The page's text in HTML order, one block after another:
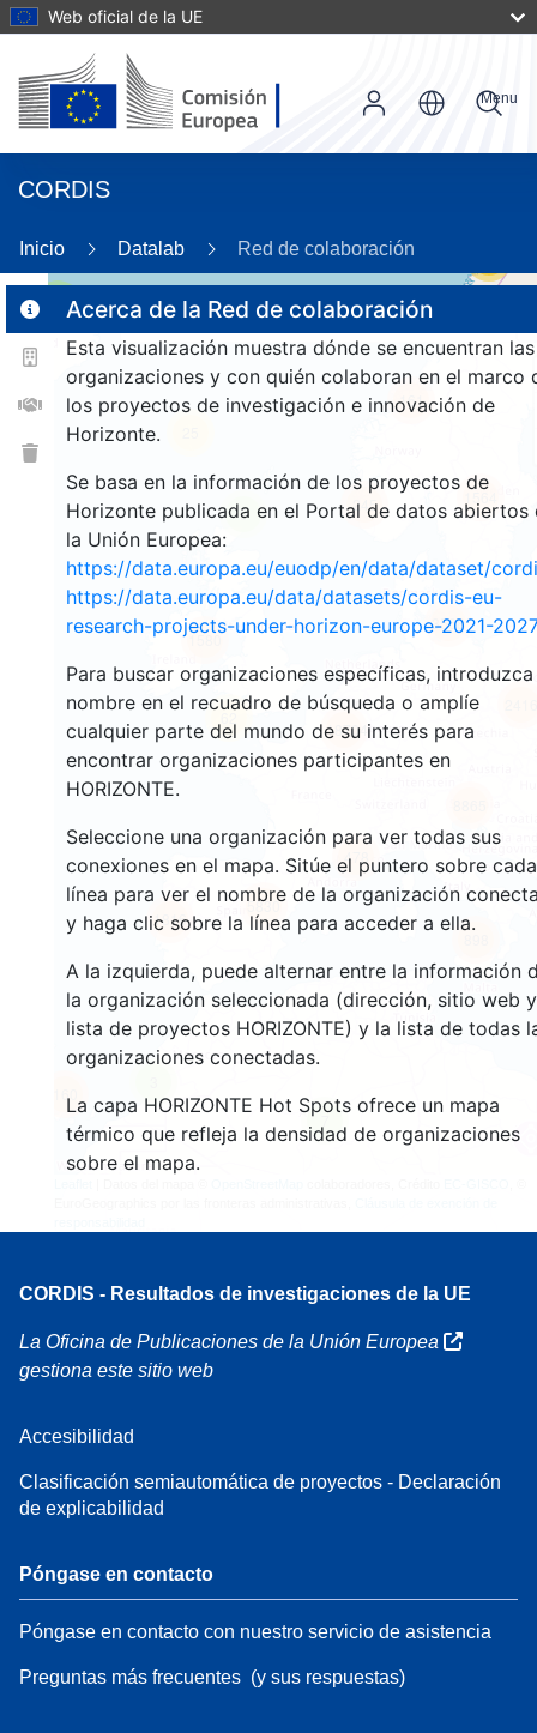
Web oficial de la UE
CORDIS
Menu
Inicio Datalab Red de colaboración
Acerca de la Red de colaboración
Esta visualización muestra dónde se encuentran las
organizaciones y con quién colaboran en el marco
los proyectos de investigación e innovación de
Horizonte.
Se basa en la información de los proyectos de
Horizonte publicada en el Portal de datos abiertos
la Unión Europea:
https://data.europa.eu/euodp/en/data/dataset/
https://data.europa.eu/data/datasets/cordis-eu-
research-projects-under-horizon-europe-2021-2027
Para buscar organizaciones específicas, introduzca
nombre en el recuadro de búsqueda o amplíe
cualquier parte del mundo de su interés para
encontrar organizaciones participantes en
HORIZONTE.
Seleccione una organización para ver todas sus
conexiones en el mapa. Sitúe el puntero sobre cada
línea para ver el nombre de la organización
y haga clic sobre la línea para acceder a ella.
A la izquierda, puede alternar entre la información
la organización seleccionada (dirección, sitio web y
lista de proyectos HORIZONTE) y la lista de todas
organizaciones conectadas.
La capa HORIZONTE Hot Spots ofrece un mapa
térmico que refleja la densidad de organizaciones
sobre el mapa.
160
9
161
245
7
1816
5830
62
478
3568
1580
18704
1564
CORDIS - Resultados de investigaciones de la UE
La Oficina de Publicaciones de la Unión Europea
gestiona este sitio web
Accesibilidad
Clasificación semiautomática de proyectos - Declaración
de explicabilidad
Póngase en contacto
Póngase en contacto con nuestro servicio de asistencia
Preguntas más frecuentes (y sus respuestas)